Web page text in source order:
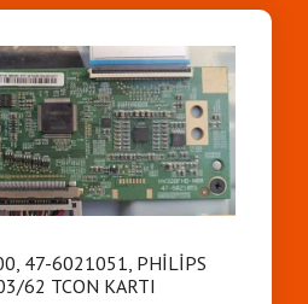
47-6021051, PHİLİPS
62 TCON KARTI